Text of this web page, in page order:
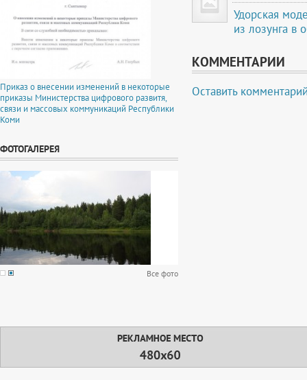
Приказ о внесении изменений в некоторые
приказы Министерства цифрового развитя,
связи и массовых коммуникаций Республики
Коми
ФОТОГАЛЕРЕЯ
Все фото
Удорская
из лозунга в
КОММЕНТАРИИ
Оставить